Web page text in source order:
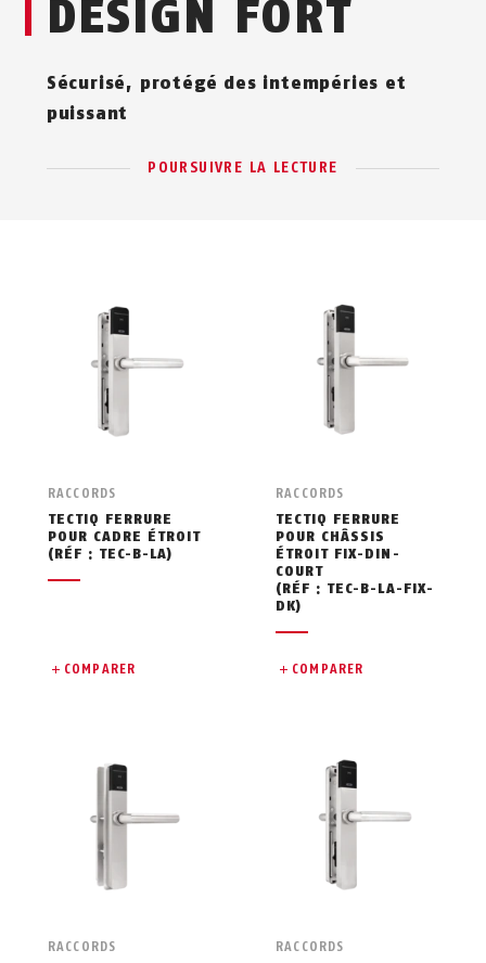
DESIGN FORT
Sécurisé, protégé des intempéries et
puissant
POURSUIVRE LA LECTURE
RACCORDS
TECTIQ FERRURE
POUR CADRE ÉTROIT
(RÉF : TEC-B-LA)
COMPARER
RACCORDS
TECTIQ FERRURE
POUR CHÂSSIS
ÉTROIT FIX-DIN-
COURT
(RÉF : TEC-B-LA-FIX-
DK)
COMPARER
RACCORDS RACCORDS